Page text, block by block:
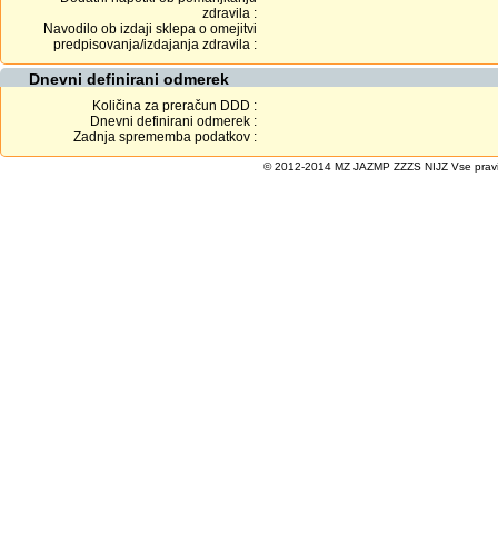
zdravila :
Navodilo ob izdaji sklepa o omejitvi
predpisovanja/izdajanja zdravila :
Dnevni definirani odmerek
Količina za preračun DDD :
Dnevni definirani odmerek :
Zadnja sprememba podatkov :
© 2012-2014 MZ JAZMP ZZZS NIJZ Vse